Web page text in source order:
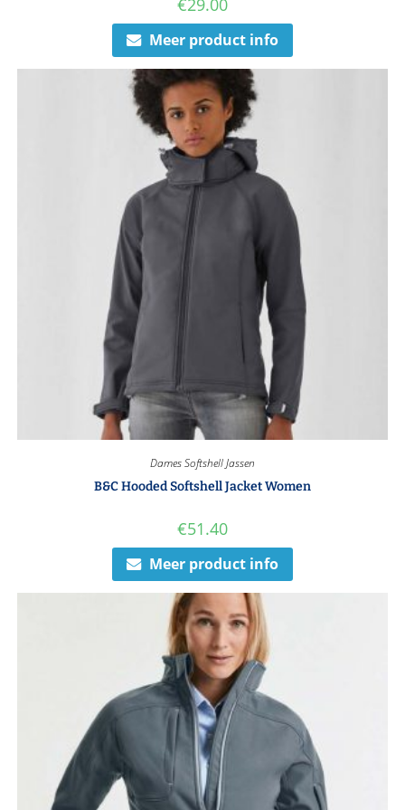
€29.00
Meer product info
Dames Softshell Jassen
B&C Hooded Softshell Jacket Women
€51.40
Meer product info